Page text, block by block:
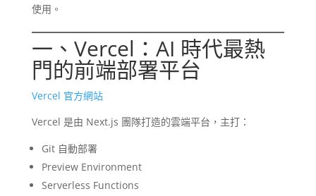
使用。
一、Vercel：AI 時代最熱
門的前端部署平台
Vercel 官方網站
Vercel 是由 Next.js 團隊打造的雲端平台，主打：
Git 自動部署
Preview Environment
Serverless Functions